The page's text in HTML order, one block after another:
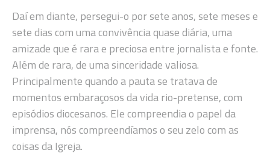
Daí em diante, persegui-o por sete anos, sete meses e
sete dias com uma convivência quase diária, uma
amizade que é rara e preciosa entre jornalista e fonte.
Além de rara, de uma sinceridade valiosa.
Principalmente quando a pauta se tratava de
momentos embaraçosos da vida rio-pretense, com
episódios diocesanos. Ele compreendia o papel da
imprensa, nós compreendíamos o seu zelo com as
coisas da Igreja.